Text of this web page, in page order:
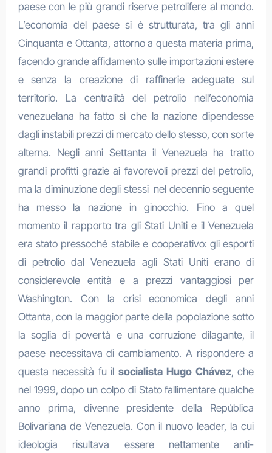
paese con le più grandi riserve petrolifere al mondo.
L’economia del paese si è strutturata, tra gli anni
Cinquanta e Ottanta, attorno a questa materia prima,
facendo grande affidamento sulle importazioni estere
e senza la creazione di raffinerie adeguate sul
territorio. La centralità del petrolio nell’economia
venezuelana ha fatto sì che la nazione dipendesse
dagli instabili prezzi di mercato dello stesso, con sorte
alterna. Negli anni Settanta il Venezuela ha tratto
grandi profitti grazie ai favorevoli prezzi del petrolio,
ma la diminuzione degli stessi nel decennio seguente
ha messo la nazione in ginocchio. Fino a quel
momento il rapporto tra gli Stati Uniti e il Venezuela
era stato pressoché stabile e cooperativo: gli esporti
di petrolio dal Venezuela agli Stati Uniti erano di
considerevole entità e a prezzi vantaggiosi per
Washington. Con la crisi economica degli anni
Ottanta, con la maggior parte della popolazione sotto
la soglia di povertà e una corruzione dilagante, il
paese necessitava di cambiamento. A rispondere a
questa necessità fu il socialista Hugo Chávez, che
nel 1999, dopo un colpo di Stato fallimentare qualche
anno prima, divenne presidente della República
Bolivariana de Venezuela. Con il nuovo leader, la cui
ideologia risultava essere nettamente anti-